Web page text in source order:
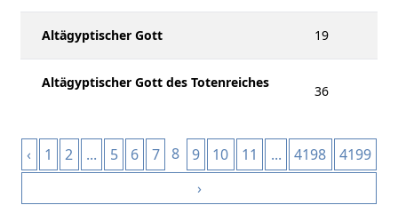
Altägyptischer Gott 19
Altägyptischer Gott des Totenreiches
36
‹ 1 2 ... 5 6 7 8 9 10 11 ... 4198
4199
›